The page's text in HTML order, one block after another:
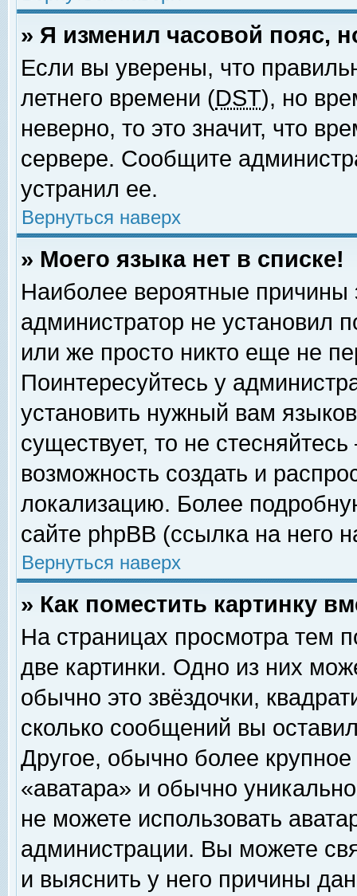
» Я изменил часовой пояс,
Если вы уверены, что
летнего времени (DST), но
неверно, то это значит, что
сервере. Сообщите
устранил ее.
Вернуться наверх
» Моего языка нет в списке!
Наиболее вероятные причины
администратор не установил
или же просто никто еще не
Поинтересуйтесь у
установить нужный вам
существует, то не
возможность создать и
локализацию. Более
сайте phpBB (ссылка на него
Вернуться наверх
» Как поместить картинку
На страницах просмотра тем
две картинки. Одно из них
обычно это звёздочки,
сколько сообщений вы
Другое, обычно более
«аватара» и обычно
не можете использовать
администрации. Вы можете
и выяснить у него причины